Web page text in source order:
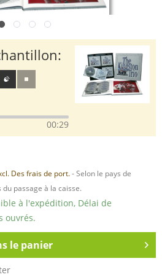
00:29
Des frais de port.- Selon le pays de
passage à la caisse.
à l'expédition, Délai de
ouvrés.
le panier